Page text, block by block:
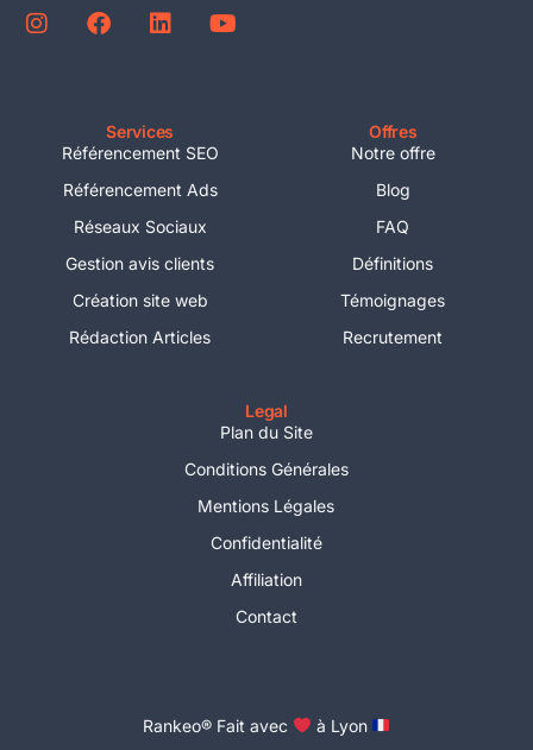
Services
Référencement SEO
Référencement Ads
Réseaux Sociaux
Gestion avis clients
Création site web
Rédaction Articles
Offres
Notre offre
Blog
FAQ
Définitions
Témoignages
Recrutement
Legal
Plan du Site
Conditions Générales
Mentions Légales
Confidentialité
Affiliation
Contact
Rankeo® Fait avec à Lyon